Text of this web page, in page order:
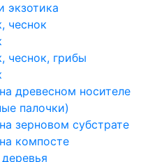
экзотика
чеснок
чеснок, грибы
древесном носителе
палочки)
зерновом субстрате
компосте